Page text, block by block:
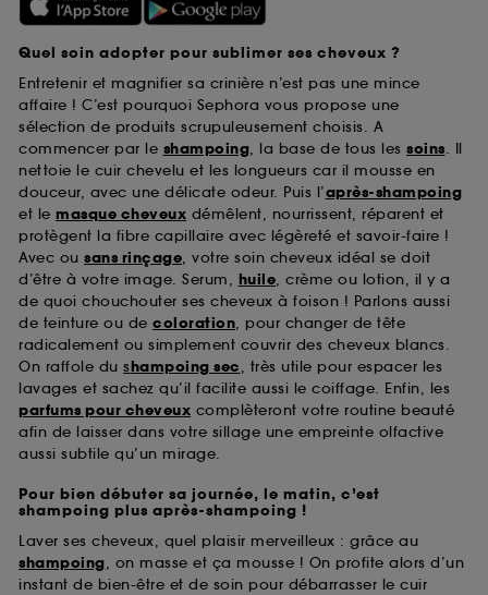
Quel soin adopter pour sublimer ses cheveux ?
Entretenir et magnifier sa crinière n’est pas une mince
affaire ! C’est pourquoi Sephora vous propose une
sélection de produits scrupuleusement choisis. A
commencer par le shampoing, la base de tous les soins. Il
nettoie le cuir chevelu et les longueurs car il mousse en
douceur, avec une délicate odeur. Puis l’après-shampoing
et le masque cheveux démêlent, nourrissent, réparent et
protègent la fibre capillaire avec légèreté et savoir-faire !
Avec ou sans rinçage, votre soin cheveux idéal se doit
d’être à votre image. Serum, huile, crème ou lotion, il y a
de quoi chouchouter ses cheveux à foison ! Parlons aussi
de teinture ou de coloration, pour changer de tête
radicalement ou simplement couvrir des cheveux blancs.
On raffole du shampoing sec, très utile pour espacer les
lavages et sachez qu’il facilite aussi le coiffage. Enfin, les
parfums pour cheveux complèteront votre routine beauté
afin de laisser dans votre sillage une empreinte olfactive
aussi subtile qu’un mirage.
Pour bien débuter sa journée, le matin, c’est
shampoing plus après-shampoing !
Laver ses cheveux, quel plaisir merveilleux : grâce au
shampoing, on masse et ça mousse ! On profite alors d’un
instant de bien-être et de soin pour débarrasser le cuir